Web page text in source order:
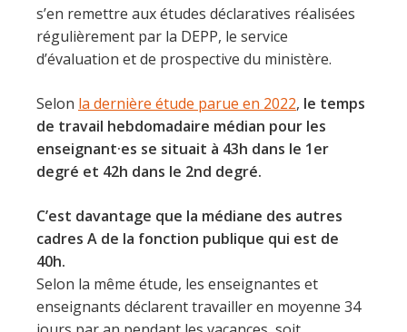
s’en remettre aux études déclaratives réalisées
régulièrement par la DEPP, le service
d’évaluation et de prospective du ministère.
Selon la dernière étude parue en 2022, le temps
de travail hebdomadaire médian pour les
enseignant·es se situait à 43h dans le 1er
degré et 42h dans le 2nd degré.
C’est davantage que la médiane des autres
cadres A de la fonction publique qui est de
40h.
Selon la même étude, les enseignantes et
enseignants déclarent travailler en moyenne 34